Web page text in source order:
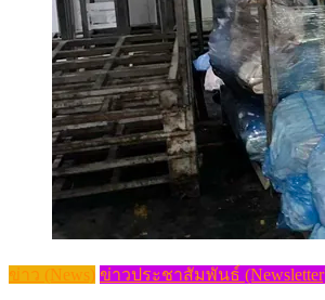
ข่าว (News) ข่าวประชาสัมพันธ์